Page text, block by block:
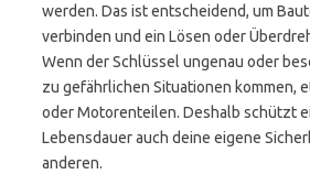
werden. Das ist entscheidend, um
verbinden und ein Lösen oder
Wenn der Schlüssel ungenau oder
zu gefährlichen Situationen kommen,
oder Motorenteilen. Deshalb schützt
Lebensdauer auch deine eigene
anderen.